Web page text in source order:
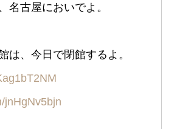
名古屋においでよ。
は、今日で閉館するよ。
jnHgNv5bjn